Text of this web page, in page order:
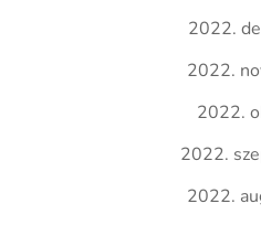
2022.
2022.
2022.
2022.
2022.